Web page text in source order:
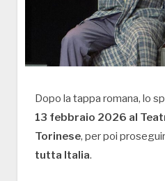
Dopo la tappa romana, lo
13 febbraio 2026 al
Torinese, per poi
tutta Italia.